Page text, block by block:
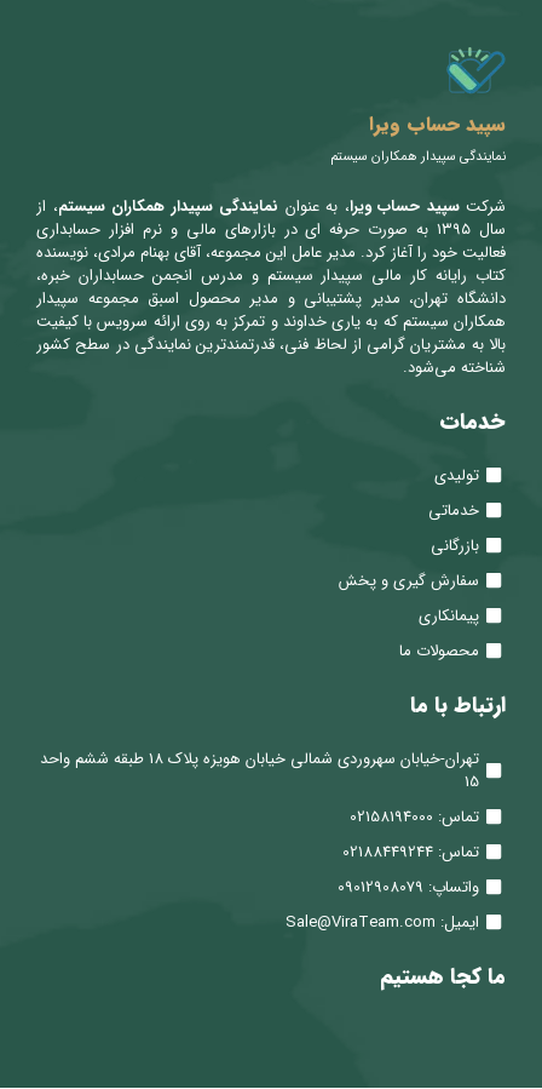
سپید حساب ویرا
نمایندگی سپیدار همکاران سیستم
شرکتسپید حساب ویرا، به عنوان نمایندگی سپیدار همکاران سیستم، از
سال ۱۳۹۵ به صورت حرفه ای در بازارهای مالی و نرم افزار حسابداری
فعالیت خود را آغاز کرد. مدیر عامل این مجموعه، آقای بهنام مرادی، نویسنده
کتاب رایانه کار مالی سپیدار سیستم و مدرس انجمن حسابداران خبره،
دانشگاه تهران، مدیر پشتیبانی و مدیر محصول اسبق مجموعه سپیدار
همکاران سیستم که به یاری خداوند و تمرکز به روی ارائه سرویس با کیفیت
بالا به مشتریان گرامی از لحاظ فنی، قدرتمندترین نمایندگی در سطح کشور
شناخته می‌شود.
خدمات
تولیدی
خدماتی
بازرگانی
سفارش گیری و پخش
پیمانکاری
محصولات ما
ارتباط با ما
تهران-خیابان سهروردی شمالی خیابان هویزه پلاک 18 طبقه ششم واحد
15
تماس: 02158194000
تماس: 02188449244
واتساپ: 09012908079
ایمیل: Sale@ViraTeam.com
ما کجا هستیم